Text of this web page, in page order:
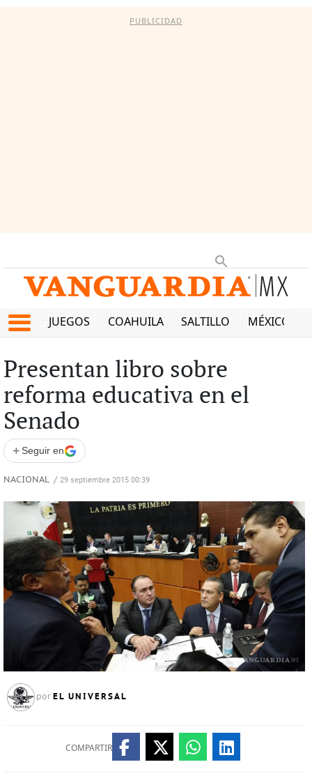
PUBLICIDAD
JUEGOS COAHUILA SALTILLO MÉXICO
Presentan libro sobre
reforma educativa en el
Senado
+ Seguir en
NACIONAL / 29 septiembre 2015 00:39
por EL UNIVERSAL
COMPARTIR